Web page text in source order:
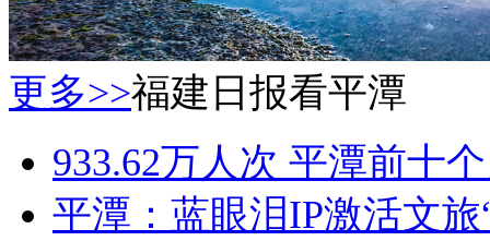
更多>>福建日报看平潭
933.62万人次 平潭前十
平潭：蓝眼泪IP激活文旅